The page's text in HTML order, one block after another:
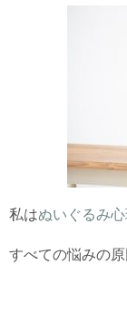
私はぬいぐるみ
すべての悩みの